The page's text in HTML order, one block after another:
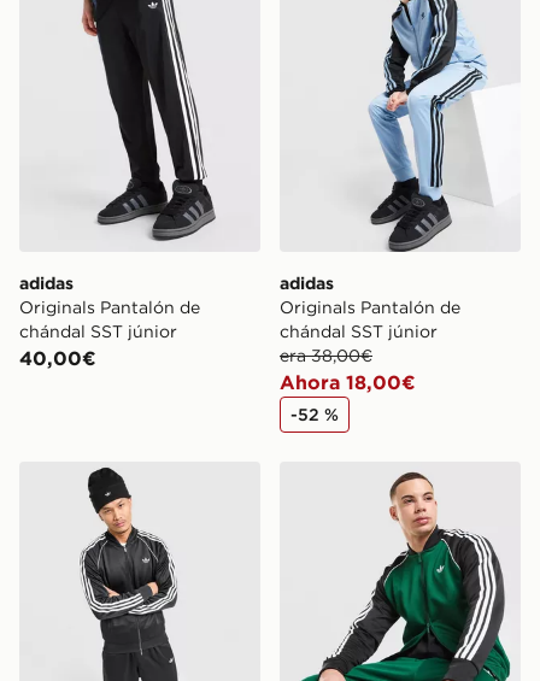
adidas
Originals Pantalón de
chándal SST júnior
40,00€
adidas
Originals Pantalón de
chándal SST júnior
era 38,00€
Ahora 18,00€
-52 %
adidas Originals Chaqueta de Chándal SST
adidas Originals Chaqueta